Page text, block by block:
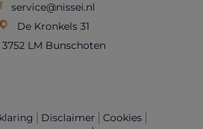
service@nissei.nl
De Kronkels 31
LM Bunschoten
Disclaimer
Cookies